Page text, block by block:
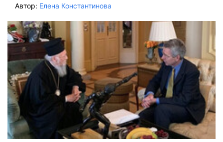
Автор: Елена Константинова